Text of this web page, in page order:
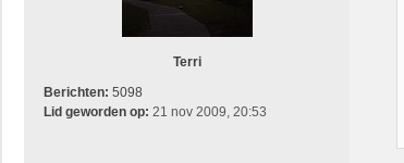
Terri
Berichten: 5098
Lid geworden op: 21 nov 2009, 20:53